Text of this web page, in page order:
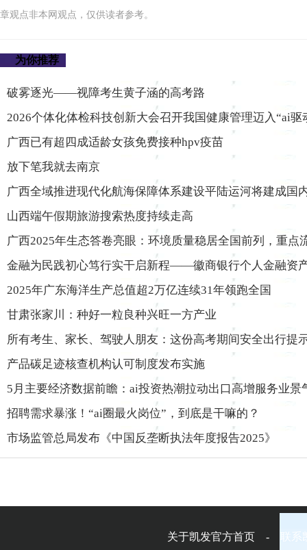
章观点非本网观点，仅供读者参考。
为你推荐
破雾逐光——视障考生黄子涵的高考路
2026个体化体检科技创新大会召开我国健康管理迈入“ai驱
广西已有超四成适龄女孩免费接种hpv疫苗
放下笔我就去南京
广西全域推进现代化航海保障体系建设平陆运河将建成国
山西端午假期旅游搜索热度持续走高
广西2025年生态答卷亮眼：环境质量稳居全国前列，重点
金融为民践初心笃行实干启新程——徽商银行个人金融资
2025年广东海洋生产总值超2万亿连续31年领跑全国
甘肃张家川：种好一粒良种兴旺一方产业
所有考生、家长、驾驶人朋友：这份高考期间安全出行提
产品碳足迹核查机构认可制度发布实施
5月主要经济数据前瞻：ai投资热潮拉动出口高增服务业景
招聘需求暴涨！“ai圈最火岗位”，到底是干嘛的？
市场监管总局发布《中国反垄断执法年度报告2025》
关于凯发官方首页 - 联